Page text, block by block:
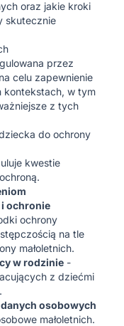
oraz jakie kroki
skutecznie
przez
celu zapewnienie
kontekstach, w tym
z tych
do ochrony
kwestie
ochronie
ochrony
na tle
małoletnich.
w rodzinie -
z dziećmi
osobowych
małoletnich.